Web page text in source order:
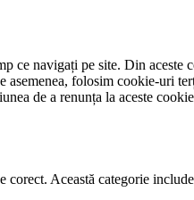
ce navigați pe site. Din
folosim cookie-uri
de a renunța la aceste
Această categorie